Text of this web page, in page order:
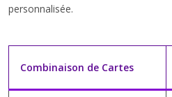
personnalisée.
Combinaison de Cartes